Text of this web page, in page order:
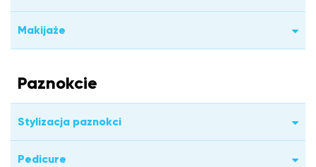
Makijaże
Paznokcie
Stylizacja paznokci
Pedicure